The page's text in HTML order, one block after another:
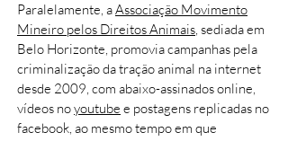
Paralelamente, aAssociação Movimento
Mineiro pelos Direitos Animais, sediada em
Belo Horizonte, promovia campanhas pela
criminalização da tração animal na internet
desde 2009, com abaixo-assinados online,
vídeos noyoutube e postagens replicadas no
facebook, ao mesmo tempo em que